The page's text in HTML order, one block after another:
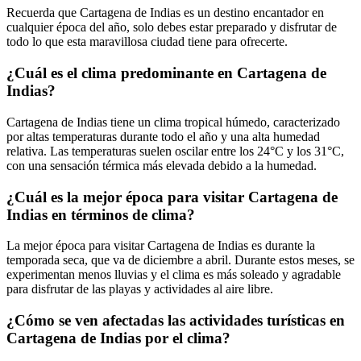
Recuerda que Cartagena de Indias es un destino encantador en
cualquier época del año, solo debes estar preparado y disfrutar de
todo lo que esta maravillosa ciudad tiene para ofrecerte.
¿Cuál es el clima predominante en Cartagena de
Indias?
Cartagena de Indias tiene un clima tropical húmedo, caracterizado
por altas temperaturas durante todo el año y una alta humedad
relativa. Las temperaturas suelen oscilar entre los 24°C y los 31°C,
con una sensación térmica más elevada debido a la humedad.
¿Cuál es la mejor época para visitar Cartagena de
Indias en términos de clima?
La mejor época para visitar Cartagena de Indias es durante la
temporada seca, que va de diciembre a abril. Durante estos meses, se
experimentan menos lluvias y el clima es más soleado y agradable
para disfrutar de las playas y actividades al aire libre.
¿Cómo se ven afectadas las actividades turísticas en
Cartagena de Indias por el clima?